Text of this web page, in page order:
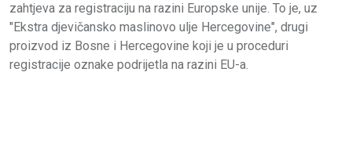
zahtjeva za registraciju na razini Europske unije. To je, uz
"Ekstra djevičansko maslinovo ulje Hercegovine", drugi
proizvod iz Bosne i Hercegovine koji je u proceduri
registracije oznake podrijetla na razini EU-a.